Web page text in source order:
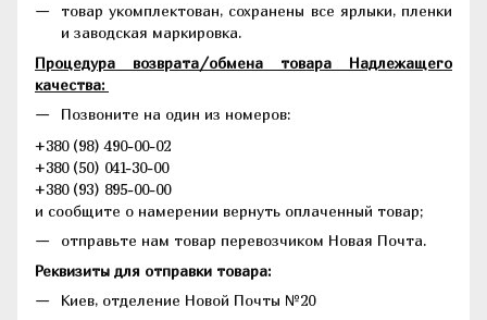
товар укомплектован, сохранены все ярлыки, пленки
и заводская маркировка.
Процедура возврата/обмена товара Надлежащего
качества:
Позвоните на один из номеров:
+380 (98) 490-00-02
+380 (50) 041-30-00
+380 (93) 895-00-00
и сообщите о намерении вернуть оплаченный товар;
отправьте нам товар перевозчиком Новая Почта.
Реквизиты для отправки товара:
Киев, отделение Новой Почты №20